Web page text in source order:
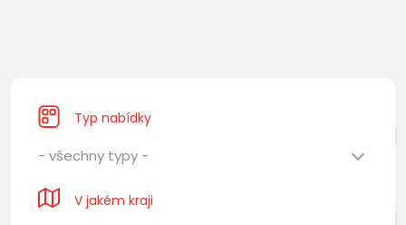
Typ nabídky
- všechny typy -
V jakém kraji